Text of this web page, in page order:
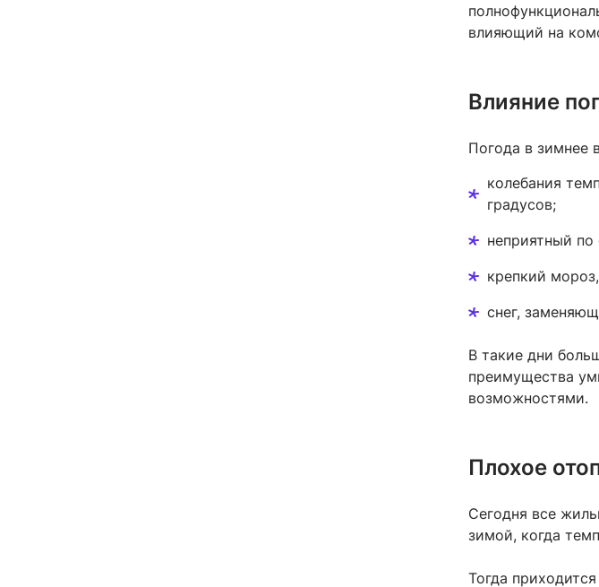
влияющий на
Влияние
Погода в зимнее
колебания
градусов;
неприятный по
крепкий
снег,
В такие дни
преимущества
возможностями.
Плохое
Сегодня все
зимой, когда
Тогда